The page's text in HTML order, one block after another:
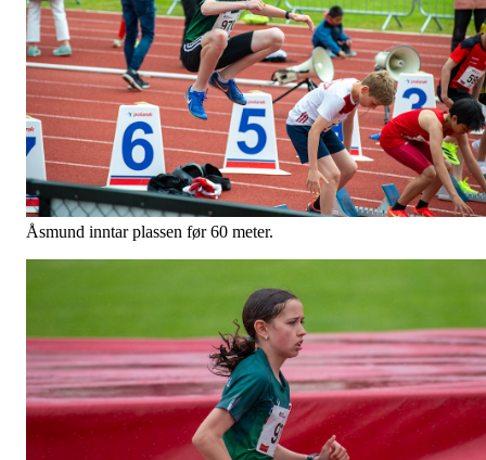
Åsmund inntar plassen før 60 meter.